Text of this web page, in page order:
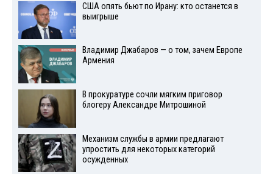
США опять бьют по Ирану: кто останется в
выигрыше
Владимир Джабаров — о том, зачем Европе
Армения
В прокуратуре сочли мягким приговор
блогеру Александре Митрошиной
Механизм службы в армии предлагают
упростить для некоторых категорий
осужденных